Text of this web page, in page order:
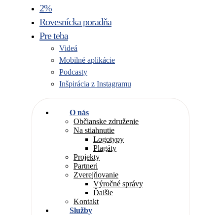
2%
Rovesnícka poradňa
Pre teba
Videá
Mobilné aplikácie
Podcasty
Inšpirácia z Instagramu
O nás
Občianske združenie
Na stiahnutie
Logotypy
Plagáty
Projekty
Partneri
Zverejňovanie
Výročné správy
Ďalšie
Kontakt
Služby